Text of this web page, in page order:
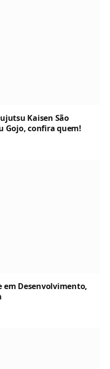
Kaisen São
Gojo, confira quem!
em Desenvolvimento,